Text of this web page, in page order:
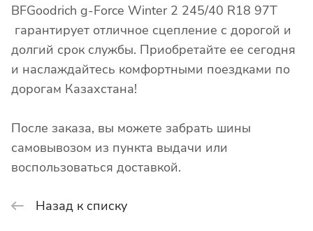
BFGoodrich g-Force Winter 2 245/40 R18 97T
гарантирует отличное сцепление с дорогой и
долгий срок службы. Приобретайте ее сегодня
и наслаждайтесь комфортными поездками по
дорогам Казахстана!
После заказа, вы можете забрать шины
самовывозом из пункта выдачи или
воспользоваться доставкой.
Назад к списку